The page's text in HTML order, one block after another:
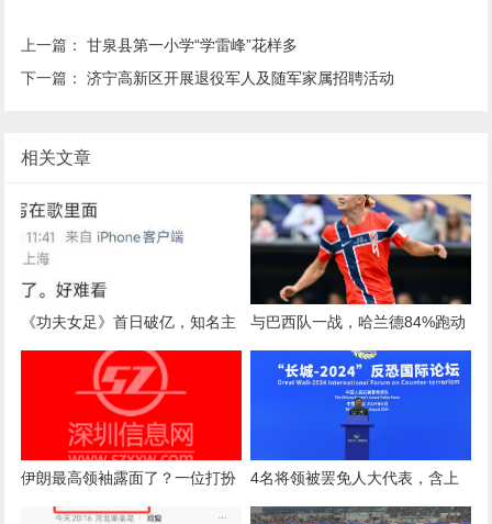
上一篇：甘泉县第一小学“学雷峰”花样多
下一篇：济宁高新区开展退役军人及随军家属招聘活动
相关文章
《功夫女足》首日破亿，知名主
持人开喷：好难看！
与巴西队一战，哈兰德84%跑动
都是慢速移动，“散步”比例甚至
伊朗最高领袖露面了？一位打扮
奇特的神秘男子，现身哈梅内伊
4名将领被罢免人大代表，含上
将王春宁